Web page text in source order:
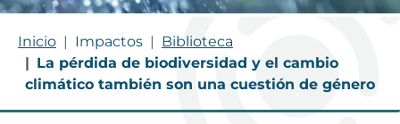
Ruta de navegación
Inicio Impactos
Biblioteca
La pérdida de biodiversidad y el cambio
climático también son una cuestión de género